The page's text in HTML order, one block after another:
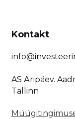
Kontakt
AS Äripäev.
Tallinn